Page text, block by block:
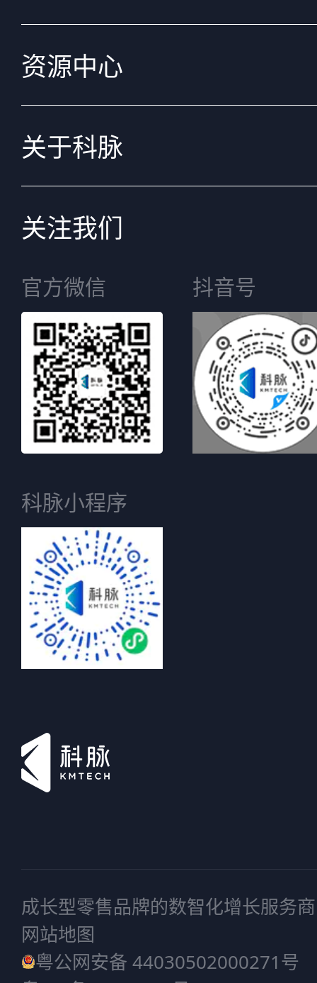
资源中心
关于科脉
关注我们
官方微信 抖音号
科脉小程序
成长型零售品牌的数智化增长服务商
网站地图
粤公网安备 44030502000271号